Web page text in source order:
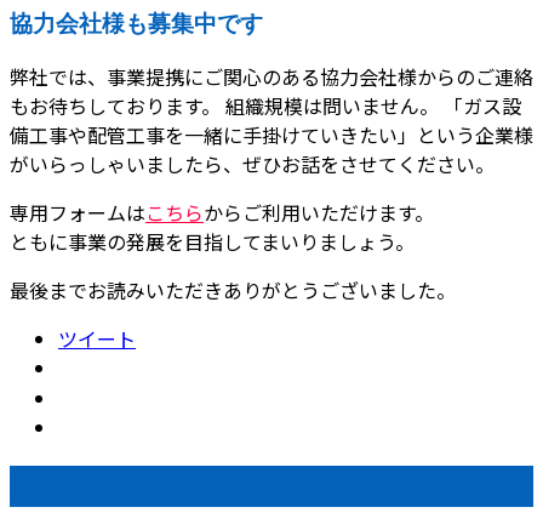
協力会社様も募集中です
弊社では、事業提携にご関心のある協力会社様からのご連絡
もお待ちしております。 組織規模は問いません。 「ガス設
備工事や配管工事を一緒に手掛けていきたい」という企業様
がいらっしゃいましたら、ぜひお話をさせてください。
専用フォームはこちらからご利用いただけます。
ともに事業の発展を目指してまいりましょう。
最後までお読みいただきありがとうございました。
ツイート